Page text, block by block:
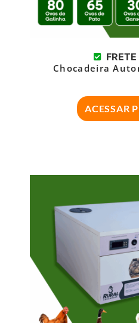
Chocadeira
ACESSAR